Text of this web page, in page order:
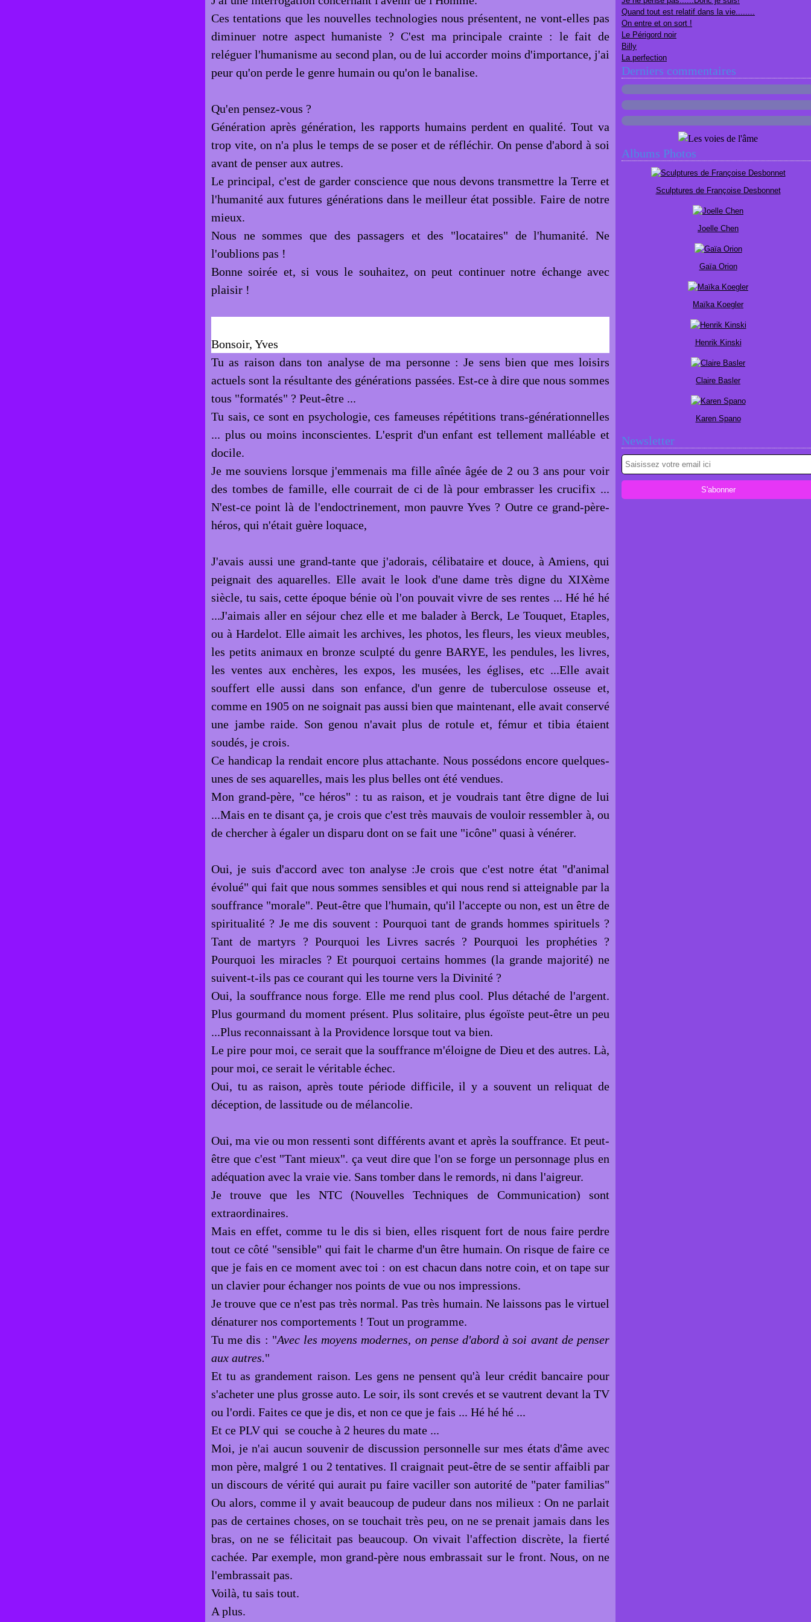
Ces tentations que les nouvelles technologies nous présentent, ne vont-elles pas
diminuer notre aspect humaniste ? C'est ma principale crainte : le fait de
reléguer l'humanisme au second plan, ou de lui accorder moins d'importance, j'ai
peur qu'on perde le genre humain ou qu'on le banalise.
Qu'en pensez-vous ?
Génération après génération, les rapports humains perdent en qualité. Tout va
trop vite, on n'a plus le temps de se poser et de réfléchir. On pense d'abord à soi
avant de penser aux autres.
Le principal, c'est de garder conscience que nous devons transmettre la Terre et
l'humanité aux futures générations dans le meilleur état possible. Faire de notre
mieux.
Nous ne sommes que des passagers et des "locataires" de l'humanité. Ne
l'oublions pas !
Bonne soirée et, si vous le souhaitez, on peut continuer notre échange avec
plaisir !
Bonsoir, Yves
Tu as raison dans ton analyse de ma personne : Je sens bien que mes loisirs
actuels sont la résultante des générations passées. Est-ce à dire que nous sommes
tous "formatés" ? Peut-être ...
Tu sais, ce sont en psychologie, ces fameuses répétitions trans-générationnelles
... plus ou moins inconscientes. L'esprit d'un enfant est tellement malléable et
docile.
Je me souviens lorsque j'emmenais ma fille aînée âgée de 2 ou 3 ans pour voir
des tombes de famille, elle courrait de ci de là pour embrasser les crucifix ...
N'est-ce point là de l'endoctrinement, mon pauvre Yves ? Outre ce grand-père-
héros, qui n'était guère loquace,
J'avais aussi une grand-tante que j'adorais, célibataire et douce, à Amiens, qui
peignait des aquarelles. Elle avait le look d'une dame très digne du XIXème
siècle, tu sais, cette époque bénie où l'on pouvait vivre de ses rentes ... Hé hé hé
...J'aimais aller en séjour chez elle et me balader à Berck, Le Touquet, Etaples,
ou à Hardelot. Elle aimait les archives, les photos, les fleurs, les vieux meubles,
les petits animaux en bronze sculpté du genre BARYE, les pendules, les livres,
les ventes aux enchères, les expos, les musées, les églises, etc ...Elle avait
souffert elle aussi dans son enfance, d'un genre de tuberculose osseuse et,
comme en 1905 on ne soignait pas aussi bien que maintenant, elle avait conservé
une jambe raide. Son genou n'avait plus de rotule et, fémur et tibia étaient
soudés, je crois.
Ce handicap la rendait encore plus attachante. Nous possédons encore quelques-
unes de ses aquarelles, mais les plus belles ont été vendues.
Mon grand-père, "ce héros" : tu as raison, et je voudrais tant être digne de lui
...Mais en te disant ça, je crois que c'est très mauvais de vouloir ressembler à, ou
de chercher à égaler un disparu dont on se fait une "icône" quasi à vénérer.
Oui, je suis d'accord avec ton analyse :Je crois que c'est notre état "d'animal
évolué" qui fait que nous sommes sensibles et qui nous rend si atteignable par la
souffrance "morale". Peut-être que l'humain, qu'il l'accepte ou non, est un être de
spiritualité ? Je me dis souvent : Pourquoi tant de grands hommes spirituels ?
Tant de martyrs ? Pourquoi les Livres sacrés ? Pourquoi les prophéties ?
Pourquoi les miracles ? Et pourquoi certains hommes (la grande majorité) ne
suivent-t-ils pas ce courant qui les tourne vers la Divinité ?
Oui, la souffrance nous forge. Elle me rend plus cool. Plus détaché de l'argent.
Plus gourmand du moment présent. Plus solitaire, plus égoïste peut-être un peu
...Plus reconnaissant à la Providence lorsque tout va bien.
Le pire pour moi, ce serait que la souffrance m'éloigne de Dieu et des autres. Là,
pour moi, ce serait le véritable échec.
Oui, tu as raison, après toute période difficile, il y a souvent un reliquat de
déception, de lassitude ou de mélancolie.
Oui, ma vie ou mon ressenti sont différents avant et après la souffrance. Et peut-
être que c'est "Tant mieux". ça veut dire que l'on se forge un personnage plus en
adéquation avec la vraie vie. Sans tomber dans le remords, ni dans l'aigreur.
Je trouve que les NTC (Nouvelles Techniques de Communication) sont
extraordinaires.
Mais en effet, comme tu le dis si bien, elles risquent fort de nous faire perdre
tout ce côté "sensible" qui fait le charme d'un être humain. On risque de faire ce
que je fais en ce moment avec toi : on est chacun dans notre coin, et on tape sur
un clavier pour échanger nos points de vue ou nos impressions.
Je trouve que ce n'est pas très normal. Pas très humain. Ne laissons pas le virtuel
dénaturer nos comportements ! Tout un programme.
Tu me dis : "Avec les moyens modernes, on pense d'abord à soi avant de penser
aux autres."
Et tu as grandement raison. Les gens ne pensent qu'à leur crédit bancaire pour
s'acheter une plus grosse auto. Le soir, ils sont crevés et se vautrent devant la TV
ou l'ordi. Faites ce que je dis, et non ce que je fais ... Hé hé hé ...
Et ce PLV qui se couche à 2 heures du mate ...
Moi, je n'ai aucun souvenir de discussion personnelle sur mes états d'âme avec
mon père, malgré 1 ou 2 tentatives. Il craignait peut-être de se sentir affaibli par
un discours de vérité qui aurait pu faire vaciller son autorité de "pater familias"
Ou alors, comme il y avait beaucoup de pudeur dans nos milieux : On ne parlait
pas de certaines choses, on se touchait très peu, on ne se prenait jamais dans les
bras, on ne se félicitait pas beaucoup. On vivait l'affection discrète, la fierté
cachée. Par exemple, mon grand-père nous embrassait sur le front. Nous, on ne
l'embrassait pas.
Voilà, tu sais tout.
A plus.
Quand tout est relatif dans la vie........
On entre et on sort !
Le Périgord noir
Billy
La perfection
Derniers commentaires
Albums Photos
Sculptures de Françoise Desbonnet
Joelle Chen
Gaïa Orion
Maïka Koegler
Henrik Kinski
Claire Basler
Karen Spano
Newsletter